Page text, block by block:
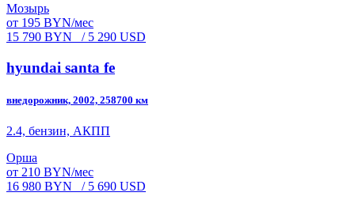
Мозырь
от 195 BYN/мес
15 790 BYN
/ 5 290 USD
hyundai santa fe
внедорожник, 2002, 258700 км
2.4, бензин, АКПП
Орша
от 210 BYN/мес
16 980 BYN
/ 5 690 USD